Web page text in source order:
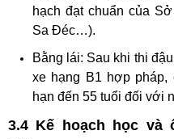
hạch đạt chuẩn của
Sa Đéc…).
Bằng lái: Sau khi thi
xe hạng B1 hợp pháp,
hạn đến 55 tuổi đối với
3.4 Kế hoạch học và